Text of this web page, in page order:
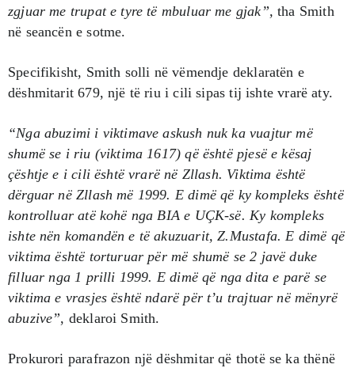
zgjuar me trupat e tyre të mbuluar me gjak”, tha Smith
në seancën e sotme.
Specifikisht, Smith solli në vëmendje deklaratën e
dëshmitarit 679, një të riu i cili sipas tij ishte vrarë aty.
“Nga abuzimi i viktimave askush nuk ka vuajtur më
shumë se i riu (viktima 1617) që është pjesë e kësaj
çështje e i cili është vrarë në Zllash. Viktima është
dërguar në Zllash më 1999. E dimë që ky kompleks është
kontrolluar atë kohë nga BIA e UÇK-së. Ky kompleks
ishte nën komandën e të akuzuarit, Z.Mustafa. E dimë që
viktima është torturuar për më shumë se 2 javë duke
filluar nga 1 prilli 1999. E dimë që nga dita e parë se
viktima e vrasjes është ndarë për t’u trajtuar në mënyrë
abuzive”, deklaroi Smith.
Prokurori parafrazon një dëshmitar që thotë se ka thënë